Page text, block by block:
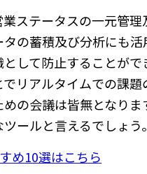
ステータスの一元管
の蓄積及び分析にも
して防止することが
リアルタイムでの課
の会議は皆無となり
ールと言えるでしょう
め10選はこちら